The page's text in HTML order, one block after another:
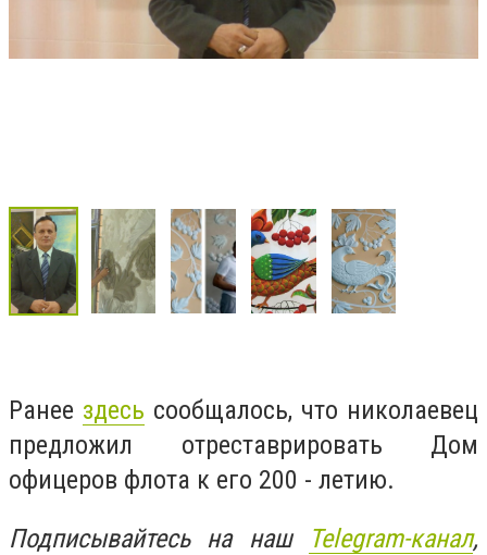
Ранее здесь сообщалось, что николаевец
предложил отреставрировать Дом
офицеров флота к его 200 - летию.
Подписывайтесь на наш
Telegram-канал,